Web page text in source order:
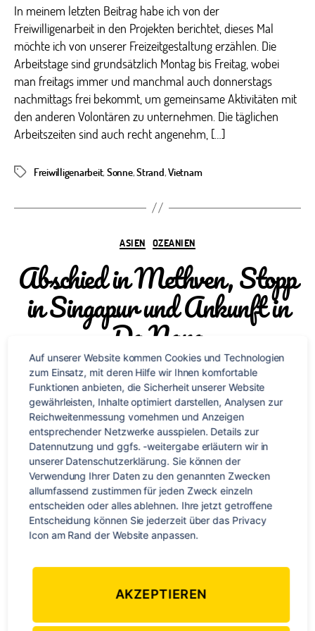
In meinem letzten Beitrag habe ich von der
Freiwilligenarbeit in den Projekten berichtet, dieses Mal
möchte ich von unserer Freizeitgestaltung erzählen. Die
Arbeitstage sind grundsätzlich Montag bis Freitag, wobei
man freitags immer und manchmal auch donnerstags
nachmittags frei bekommt, um gemeinsame Aktivitäten mit
den anderen Volontären zu unternehmen. Die täglichen
Arbeitszeiten sind auch recht angenehm, […]
Schlagwörter
Freiwilligenarbeit, Sonne,Strand,Vietnam
Kategorien
ASIEN OZEANIEN
Abschied in Methven, Stopp
in Singapur und Ankunft in
Da Nang
Beitragsautor
Von Stephan Braun Veröffentlichungsdatum
3. April 2015
Keine Kommentarezu
Abschied
in
Methven,
Stopp
in
Singapur
und
Ankunft
Nang
Auf unserer Website kommen Cookies und Technologien
zum Einsatz, mit deren Hilfe wir Ihnen komfortable
Funktionen anbieten, die Sicherheit unserer Website
gewährleisten, Inhalte optimiert darstellen, Analysen zur
Reichweitenmessung vornehmen und Anzeigen
entsprechender Netzwerke ausspielen. Details zur
Datennutzung und ggfs. -weitergabe erläutern wir in
unserer Datenschutzerklärung. Sie können der
Verwendung Ihrer Daten zu den genannten Zwecken
allumfassend zustimmen für jeden Zweck einzeln
entscheiden oder alles ablehnen. Ihre jetzt getroffene
Entscheidung können Sie jederzeit über das Privacy
Icon am Rand der Website anpassen.
AKZEPTIEREN